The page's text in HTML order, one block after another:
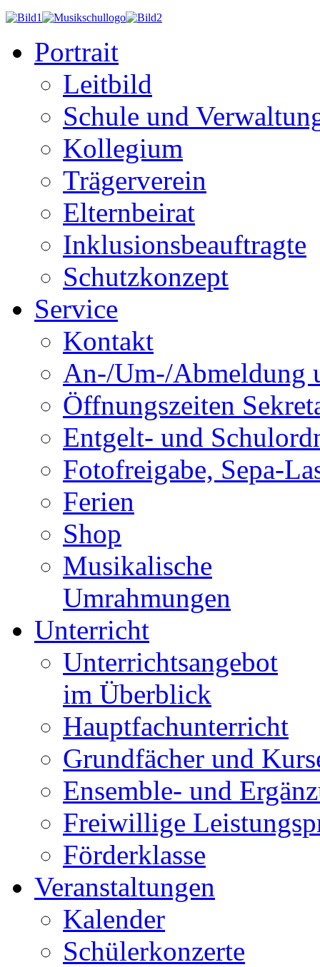
Portrait
Leitbild
Schule und
Kollegium
Trägerverein
Elternbeirat
Inklusionsbeauftragte
Schutzkonzept
Service
Kontakt
An-/Um-/Abmeldung
Öffnungszeiten
Entgelt- und
Fotofreigabe, Sepa-
Ferien
Shop
Musikalische
Umrahmungen
Unterricht
Unterrichtsangebot
im Überblick
Hauptfachunterricht
Grundfächer und
Ensemble- und
Freiwillige
Förderklasse
Veranstaltungen
Kalender
Schülerkonzerte